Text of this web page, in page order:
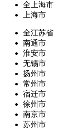
全上海市
上海市
全江苏省
南通市
淮安市
无锡市
扬州市
常州市
宿迁市
徐州市
南京市
苏州市